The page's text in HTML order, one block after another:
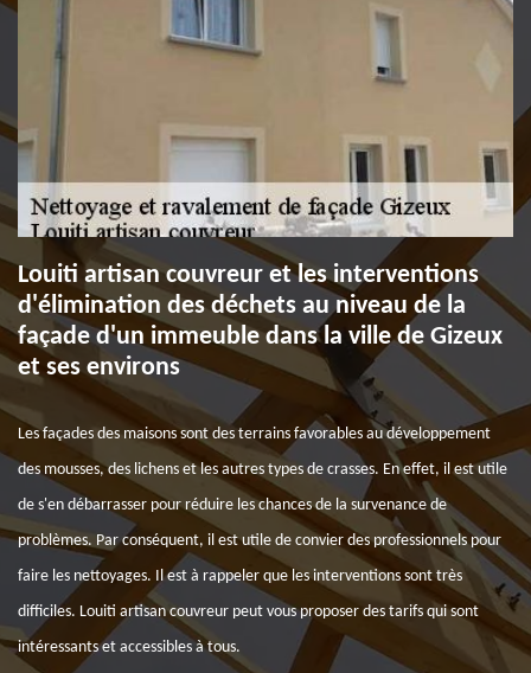
Louiti artisan couvreur et les interventions
d'élimination des déchets au niveau de la
façade d'un immeuble dans la ville de Gizeux
et ses environs
Les façades des maisons sont des terrains favorables au développement
des mousses, des lichens et les autres types de crasses. En effet, il est utile
de s'en débarrasser pour réduire les chances de la survenance de
problèmes. Par conséquent, il est utile de convier des professionnels pour
faire les nettoyages. Il est à rappeler que les interventions sont très
difficiles. Louiti artisan couvreur peut vous proposer des tarifs qui sont
intéressants et accessibles à tous.